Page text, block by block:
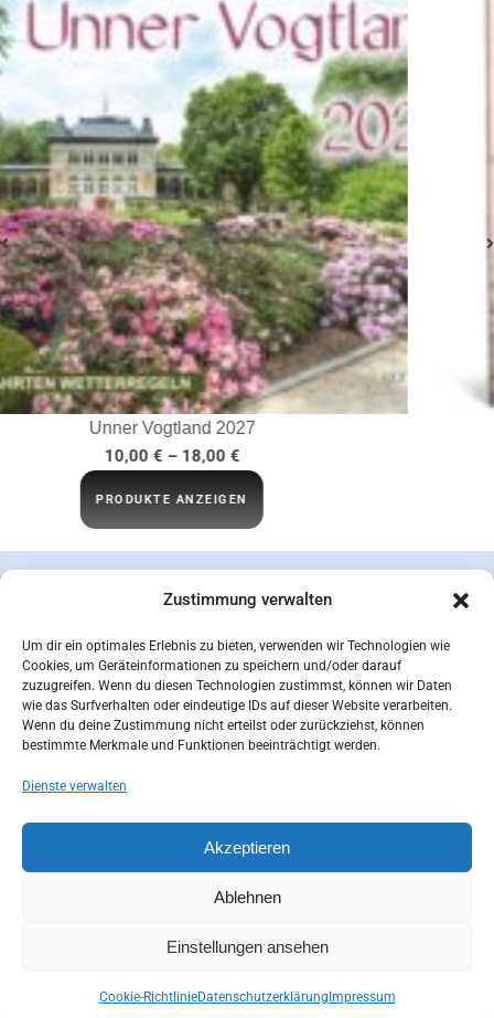
Zustimmung verwalten
Um dir ein optimales Erlebnis zu bieten, verwenden wir Technologien wie
Cookies, um Geräteinformationen zu speichern und/oder darauf
zuzugreifen. Wenn du diesen Technologien zustimmst, können wir Daten
wie das Surfverhalten oder eindeutige IDs auf dieser Website verarbeiten.
Wenn du deine Zustimmung nicht erteilst oder zurückziehst, können
bestimmte Merkmale und Funktionen beeinträchtigt werden.
Dienste verwalten
Akzeptieren
Ablehnen
Einstellungen ansehen
Cookie-RichtlinieDatenschutzerklärung Impressum
…ins Netz gegangen
29,95
IN DEN WARENKORB
Datenschutzerklärung Zahlungsarten Versandarten
AGB Impressum